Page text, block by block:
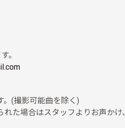
。
(撮影可能曲を除く)
た場合はスタッフよりお声か